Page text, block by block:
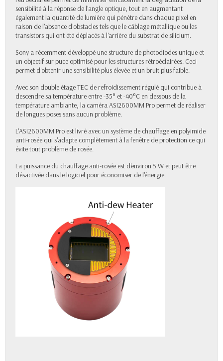
sensibilité à la réponse de l'angle optique, tout en augmentant
également la quantité de lumière qui pénètre dans chaque pixel en
raison de l'absence d'obstacles tels que le câblage métallique ou les
transistors qui ont été déplacés à l'arrière du substrat de silicium.
Sony a récemment développé une structure de photodiodes unique et
un objectif sur puce optimisé pour les structures rétroéclairées. Ceci
permet d'obtenir une sensibilité plus élevée et un bruit plus faible.
Avec son double étage TEC de refroidissement régulé qui contribue à
descendre sa température entre -35° et -40°C en dessous de la
température ambiante, la caméra ASI2600MM Pro permet de réaliser
de longues poses sans aucun problème.
L’ASI2600MM Pro est livré avec un système de chauffage en polyimide
anti-rosée qui s'adapte complètement à la fenêtre de protection ce qui
évite tout problème de rosée.
La puissance du chauffage anti-rosée est d'environ 5 W et peut être
désactivée dans le logiciel pour économiser de l'énergie.